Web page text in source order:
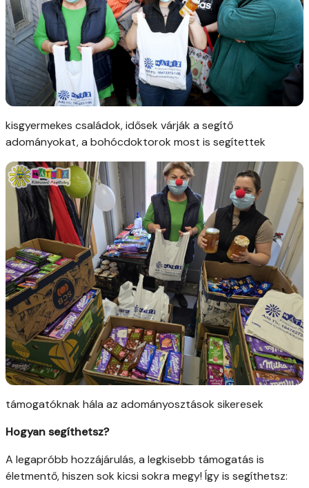
kisgyermekes családok, idősek várják a segítő
adományokat, a bohócdoktorok most is segítettek
támogatóknak hála az adományosztások sikeresek
Hogyan segíthetsz?
A legapróbb hozzájárulás, a legkisebb támogatás is
életmentő, hiszen sok kicsi sokra megy! Így is segíthetsz: